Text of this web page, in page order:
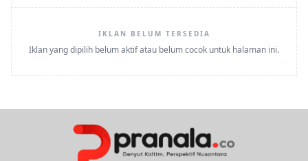
IKLAN BELUM TERSEDIA
Iklan yang dipilih belum aktif atau belum cocok untuk halaman ini.